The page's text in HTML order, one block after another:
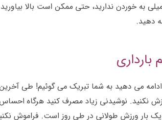
به خوردن ندارید، حتی ممکن است بالا
دهید.
می دهید به شما تبریک می گوئیم! طی
نکنید. نوشیدنی زیاد مصرف کنید هرگاه
بار ورزش طولانی در طی روز است. فراموش